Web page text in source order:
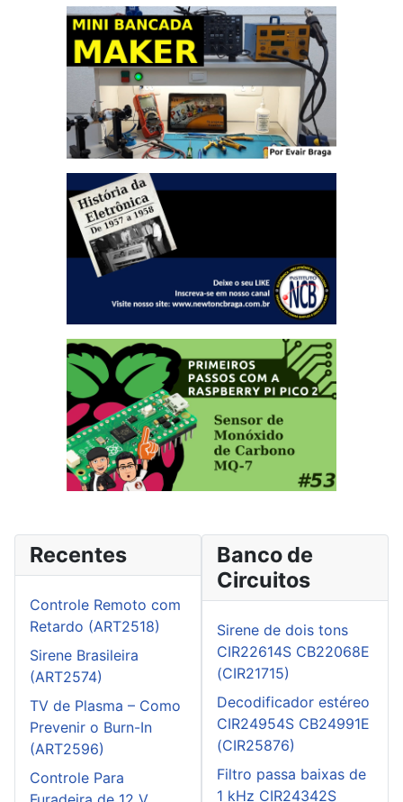
Recentes
Controle Remoto com
Retardo (ART2518)
Sirene Brasileira
(ART2574)
TV de Plasma – Como
Prevenir o Burn-In
(ART2596)
Controle Para
Banco de
Circuitos
Sirene de dois tons
CIR22614S CB22068E
(CIR21715)
Decodificador estéreo
CIR24954S CB24991E
(CIR25876)
Filtro passa baixas de
1 kHz CIR24342S